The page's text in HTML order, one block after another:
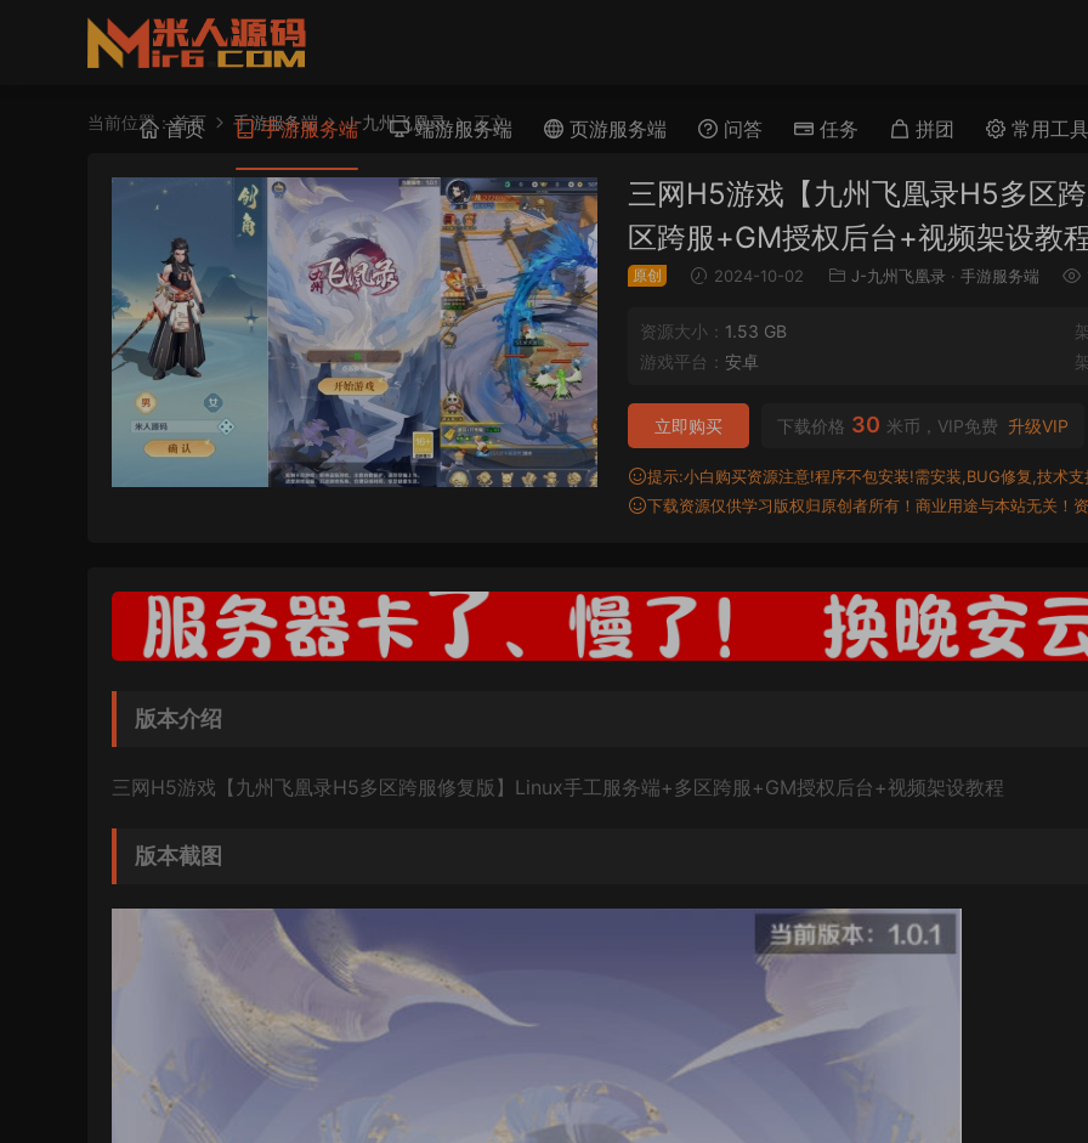
首页 手游服务端 端游服务端 页游服务端 问答 任务 拼团 常用工具
当前位置：首页 手游服务端 J-九州飞凰录 正文
三网H5游戏【九州飞凰录H5多区
区跨服+GM授权后台+视频架设教
原创 2024-10-02 J-九州飞凰录 · 手游服务端
资源大小： 1.53 GB
游戏平台： 安卓
下载价格 30 米币，VIP免费 升级VIP
立即购买
提示:小白购买资源注意!程序不包安装!需安装,BUG修复,技术
下载资源仅供学习版权归原创者所有！商业用途与本站无关！
版本介绍
三网H5游戏【九州飞凰录H5多区跨服修复版】Linux手工服务端+多区跨服+GM授权后台+视频架设教程
版本截图